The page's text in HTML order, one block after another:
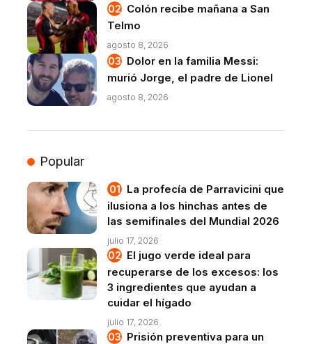
Colón recibe mañana a San
Telmo
agosto 8, 2026
Dolor en la familia Messi:
murió Jorge, el padre de Lionel
agosto 8, 2026
Popular
La profecía de Parravicini que
ilusiona a los hinchas antes de
las semifinales del Mundial 2026
julio 17, 2026
El jugo verde ideal para
recuperarse de los excesos: los
3 ingredientes que ayudan a
cuidar el hígado
julio 17, 2026
Prisión preventiva para un